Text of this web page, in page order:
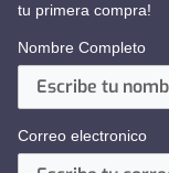
tu primera compra!
Nombre Completo
Correo electronico